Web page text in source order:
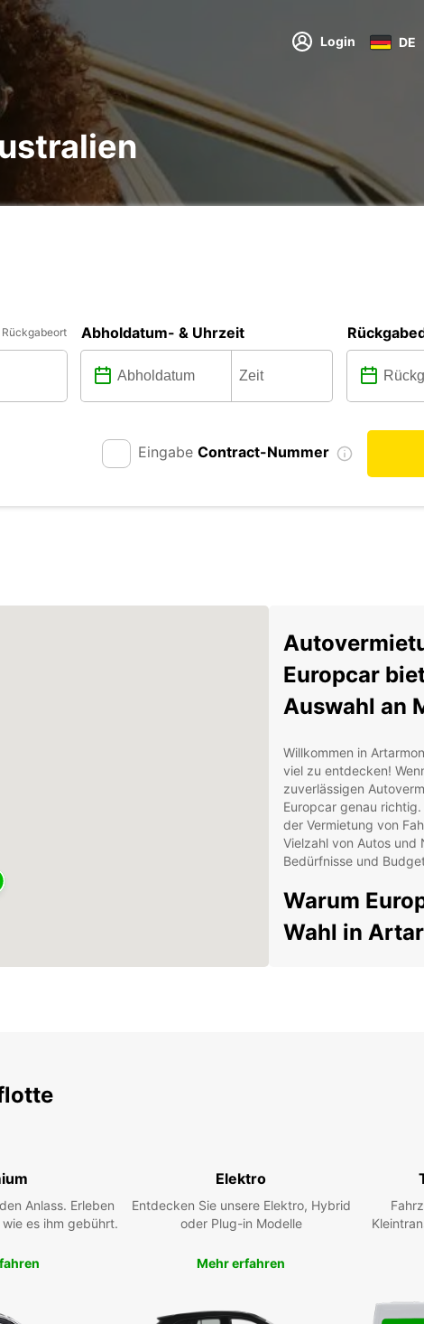
Login DE
Abholdatum- & Uhrzeit
Eingabe Contract-Nummer
Europcar
Auswahl an
Willkommen in
viel zu entdecken!
zuverlässigen
Europcar genau
der Vermietung von
Vielzahl von Autos
Bedürfnisse und
Warum
Wahl in
Transparente
versteckten Kosten.
zahlen und es gibt
Unabhängig davon, ob
Artarmon und
Anlass. Erleben
es ihm gebührt.
Elektro
Entdecken Sie unsere Elektro, Hybrid
oder Plug-in Modelle
Mehr erfahren